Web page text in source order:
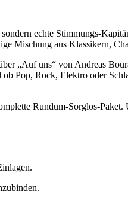
echte Stimmungs-
Mischung aus Klassikern,
„Auf uns“ von Andreas
Pop, Rock, Elektro oder
Rundum-Sorglos-